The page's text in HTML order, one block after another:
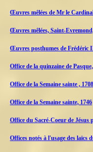
Œuvres mêlées de Mr le
Œuvres mêlées, Saint-
Œuvres posthumes de Frédéric
Office de la quinzaine de
Office de la Semaine sainte , 1708
Office de la Semaine sainte, 1746
Office du Sacré-Coeur de Jésus
Offices notés à l'usage des laïcs